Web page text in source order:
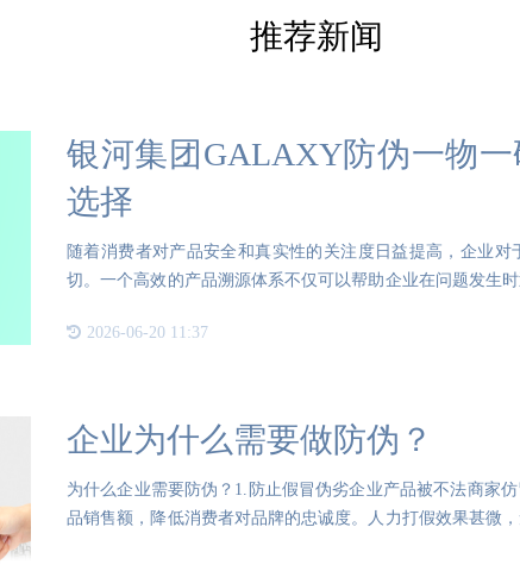
推荐新闻
银河集团GALAXY防伪一物
选择
随着消费者对产品安全和真实性的关注度日益提高，企业
切。一个高效的产品溯源体系不仅可以帮助企业在问题发生
2026-06-20 11:37
企业为什么需要做防伪？
为什么企业需要防伪？1.防止假冒伪劣企业产品被不法商家
品销售额，降低消费者对品牌的忠诚度。人力打假效果甚微